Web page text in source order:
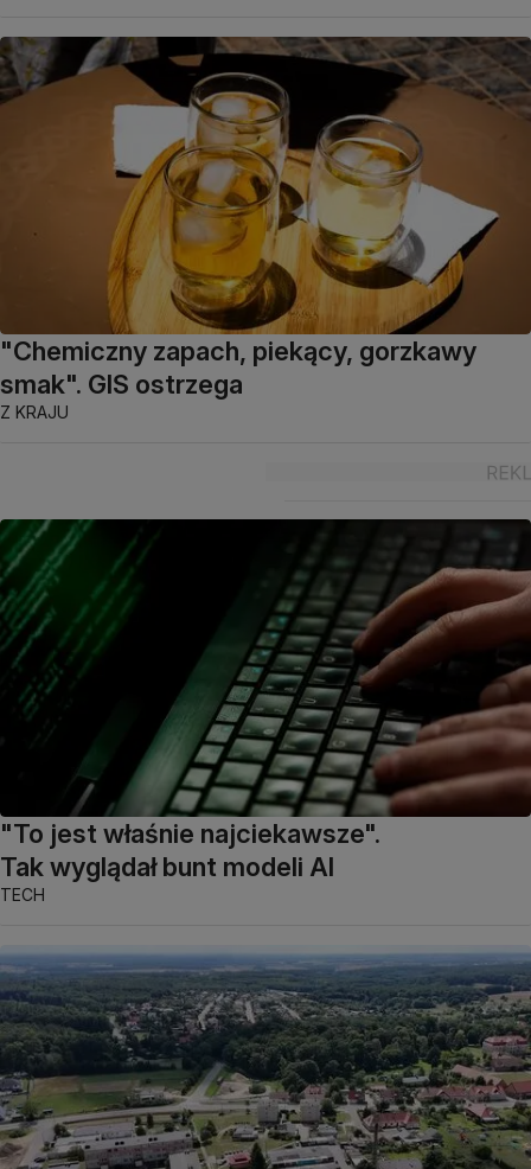
"Chemiczny zapach, piekący, gorzkawy
smak". GIS ostrzega
Z KRAJU
"To jest właśnie najciekawsze".
Tak wyglądał bunt modeli AI
TECH